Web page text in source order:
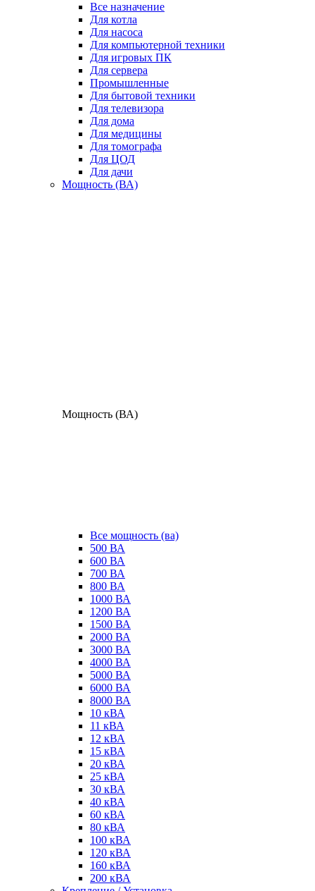
Все назначение
Для котла
Для насоса
Для компьютерной техники
Для игровых ПК
Для сервера
Промышленные
Для бытовой техники
Для телевизора
Для дома
Для медицины
Для томографа
Для ЦОД
Для дачи
Мощность (ВА)
Мощность (ВА)
Все мощность (ва)
500 ВА
600 ВА
700 ВА
800 ВА
1000 ВА
1200 ВА
1500 ВА
2000 ВА
3000 ВА
4000 ВА
5000 ВА
6000 ВА
8000 ВА
10 кВА
11 кВА
12 кВА
15 кВА
20 кВА
25 кВА
30 кВА
40 кВА
60 кВА
80 кВА
100 кВА
120 кВА
160 кВА
200 кВА